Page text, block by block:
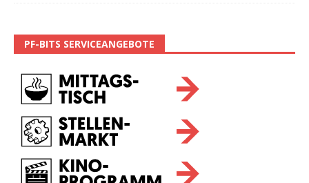
PF-BITS SERVICEANGEBOTE